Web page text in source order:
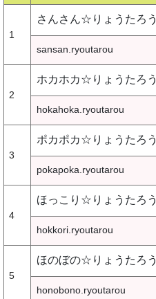
1
さんさん☆りょうたろう
sansan.ryoutarou
2
ホカホカ☆りょうたろう
hokahoka.ryoutarou
3
ポカポカ☆りょうたろう
pokapoka.ryoutarou
4
ほっこり☆りょうたろう
hokkori.ryoutarou
5
ほのぼの☆りょうたろう
honobono.ryoutarou